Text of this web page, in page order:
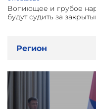
Вопиющее и грубое
будут судить за
Регион